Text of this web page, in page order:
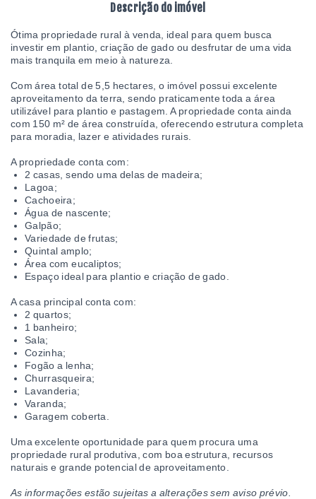
Descrição do imóvel
Ótima propriedade rural à venda, ideal para quem busca
investir em plantio, criação de gado ou desfrutar de uma vida
mais tranquila em meio à natureza.
Com área total de 5,5 hectares, o imóvel possui excelente
aproveitamento da terra, sendo praticamente toda a área
utilizável para plantio e pastagem. A propriedade conta ainda
com 150 m² de área construída, oferecendo estrutura completa
para moradia, lazer e atividades rurais.
A propriedade conta com:
2 casas, sendo uma delas de madeira;
Lagoa;
Cachoeira;
Água de nascente;
Galpão;
Variedade de frutas;
Quintal amplo;
Área com eucaliptos;
Espaço ideal para plantio e criação de gado.
A casa principal conta com:
2 quartos;
1 banheiro;
Sala;
Cozinha;
Fogão a lenha;
Churrasqueira;
Lavanderia;
Varanda;
Garagem coberta.
Uma excelente oportunidade para quem procura uma
propriedade rural produtiva, com boa estrutura, recursos
naturais e grande potencial de aproveitamento.
As informações estão sujeitas a alterações sem aviso prévio.